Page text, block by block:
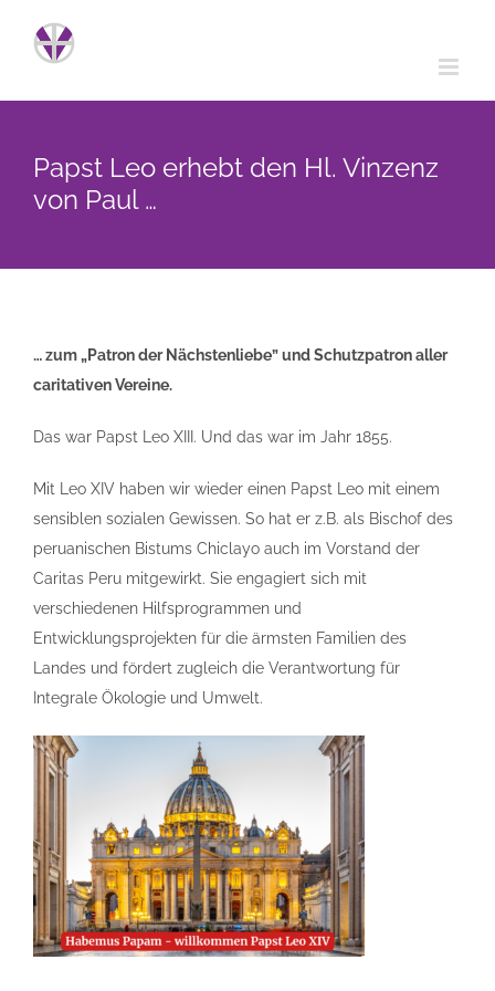
Inhalt
Papst Leo erhebt den Hl. Vinzenz
von Paul …
… zum „Patron der Nächstenliebe” und Schutzpatron aller
caritativen Vereine.
Das war Papst Leo XIII . Und das war im Jahr 1855.
Mit Leo XIV haben wir wieder einen Papst Leo mit einem
sensiblen sozialen Gewissen. So hat er z.B. als Bischof des
peruanischen Bistums Chiclayo auch im Vorstand der
Caritas Peru mitgewirkt. Sie engagiert sich mit
verschiedenen Hilfsprogrammen und
Entwicklungsprojekten für die ärmsten Familien des
Landes und fördert zugleich die Verantwortung für
Integrale Ökologie und Umwelt.